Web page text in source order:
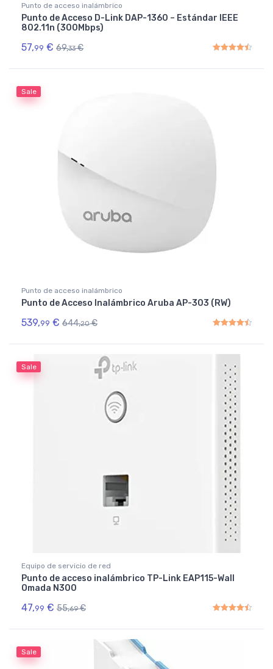
Punto de acceso inalámbrico
Punto de Acceso D-Link DAP-1360 – Estándar IEEE
802.11n (300Mbps)
57,99 € 69,33 €
Sale
Punto de acceso inalámbrico
Punto de Acceso Inalámbrico Aruba AP-303 (RW)
539,99 € 644,20 €
Sale
Equipo de servicio de red
Punto de acceso inalámbrico TP-Link EAP115-Wall
Omada N300
47,99 € 55,69 €
Sale